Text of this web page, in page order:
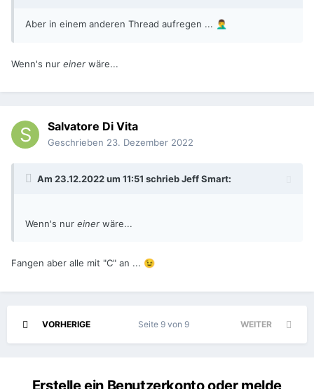
Aber in einem anderen Thread aufregen ... 🤦‍♂️
Wenn's nur einer wäre...
Salvatore Di Vita
Geschrieben 23. Dezember 2022
Am 23.12.2022 um 11:51 schriebJeff Smart:
Wenn's nur einer wäre...
Fangen aber alle mit "C" an ... 😉
VORHERIGE WEITER
Seite 9 von 9